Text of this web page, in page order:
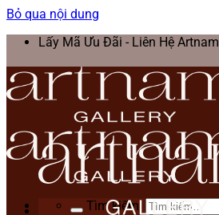
Bỏ qua nội dung
Lấy Mã Ưu Đãi - Liên Hệ Artnam
Tìm kiếm: